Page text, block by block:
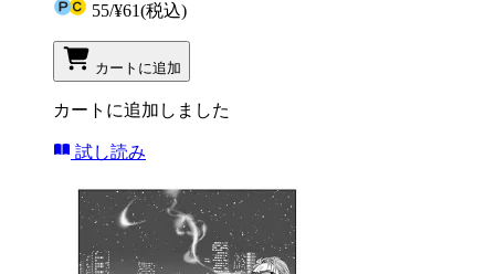
55/¥61(税込)
カートに追加
カートに追加しました
試し読み